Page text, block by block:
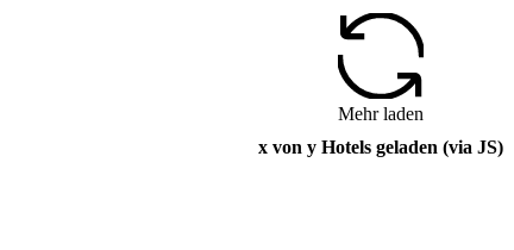
Mehr laden
x von y Hotels geladen (via JS)